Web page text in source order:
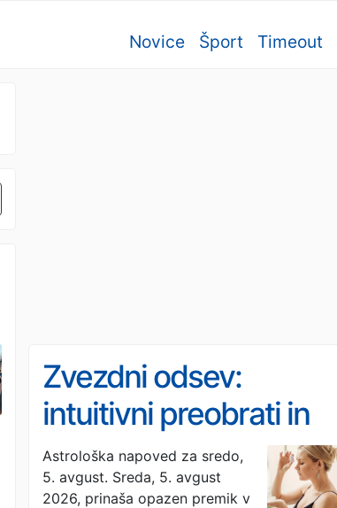
Novice Šport Timeout
Zvezdni odsev:
intuitivni preobrati in
mehčanje
komunikacije
Astrološka napoved za sredo,
5. avgust. Sreda, 5. avgust
2026, prinaša opazen premik v